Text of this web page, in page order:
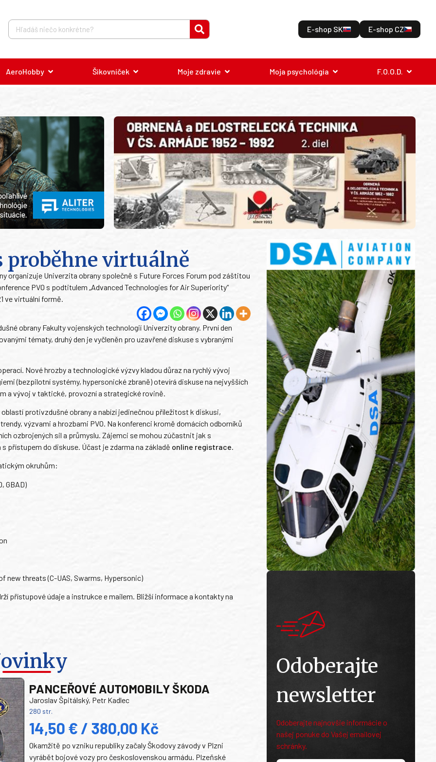
E-shop SK E-shop CZ
AeroHobby Šikovníček Moje zdravie Moja psychológia F.O.O.D.
proběhne virtuálně
organizuje Univerzita obrany společně s Future Forces Forum pod záštitou
PVO s podtitulem „Advanced Technologies for Air Superiority“
ve virtuální formě.
obrany Fakulty vojenských technologií Univerzity obrany. První den
tématy, druhý den je vyčleněn pro uzavřené diskuse s vybranými
Nové hrozby a technologické výzvy kladou důraz na rychlý vývoj
(bezpilotní systémy, hypersonické zbraně) otevírá diskuse na nejvyšších
a vývoj v taktické, provozní a strategické rovině.
protivzdušné obrany a nabízí jedinečnou příležitost k diskusi,
výzvami a hrozbami PVO. Na konferenci kromě domácích odborníků
ozbrojených sil a průmyslu. Zájemci se mohou zúčastnit jak s
přístupem do diskuse. Účast je zdarma na základě online registrace.
okruhům:
GBAD)
new threats (C-UAS, Swarms, Hypersonic)
přístupové údaje a instrukce e mailem. Bližší informace a kontakty na
PANCEŘOVÉ AUTOMOBILY ŠKODA
Jaroslav Špitálský, Petr Kadlec
280 str.
14,50 € / 380,00 Kč
Okamžitě po vzniku republiky začaly Škodovy závody v Plzni
vyrábět bojové vozy pro československou armádu. Plzeňské
Odoberajte
newsletter
Odoberajte najnovšie informácie o
našej ponuke do Vašej emailovej
schránky.